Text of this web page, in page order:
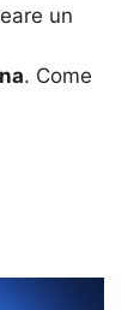
un
. Come